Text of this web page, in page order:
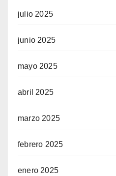
julio 2025
junio 2025
mayo 2025
abril 2025
marzo 2025
febrero 2025
enero 2025